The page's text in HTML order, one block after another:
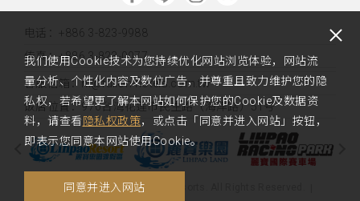
电话：+886 3-823-9988
传真：+886 3-823-0077
客服信箱：hl@fullon-hotels.com.tw
饭店位置： 970台湾花莲市民生路（海岸路）51号
Copyright 2020 Fullon Hotels & Resorts. All Rights Reserved.
我们使用Cookie技术为您持续优化网站浏览体验，网站流
量分析、个性化内容及数位广告，并尊重且致力维护您的隐
私权，若希望更了解本网站如何保护您的Cookie及数据资
料，请查看 隐私权政策，或点击「同意并进入网站」按钮，
即表示您同意本网站使用Cookie。
同意并进入网站